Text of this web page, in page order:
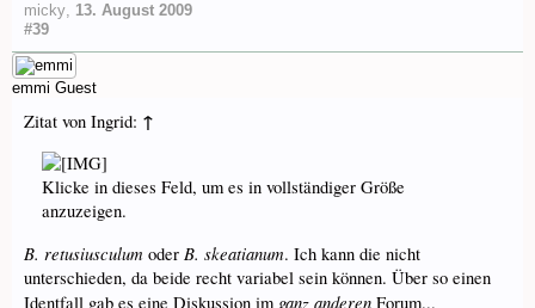
micky, 13. August 2009
#39
emmi Guest
Zitat von Ingrid: ↑
Klicke in dieses Feld, um es in vollständiger Größe
anzuzeigen.
B. retusiusculum oder B. skeatianum. Ich kann die nicht
unterschieden, da beide recht variabel sein können. Über so einen
Identfall gab es eine Diskussion im ganz anderen Forum...